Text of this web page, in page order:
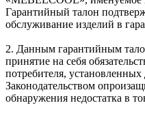
Гарантийный талон
обслуживание изделий в
2. Данным гарантийным
принятие на себя
потребителя,
Законодательством
обнаружения недостатка в